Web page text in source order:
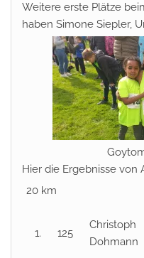
Weitere erste Plätze
haben Simone Siepler,
Goytom mit
Hier die Ergebnisse von
20 km
1. 125
Christoph
Dohmann